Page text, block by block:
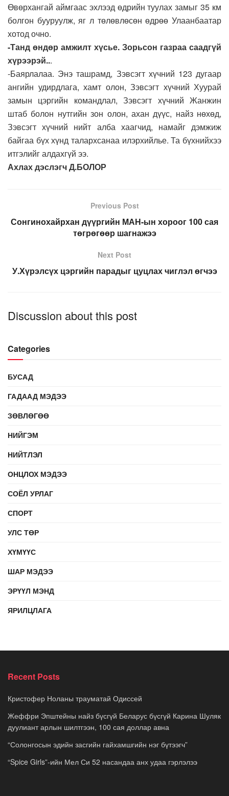
Өвөрхангай аймгаас эхлээд өдрийн туулах замыг 35 км
болгон бууруулж, яг л төлөвлөсөн өдрөө Улаанбаатар
хотод очно.
-Танд өндөр амжилт хүсье. Зорьсон газраа саадгүй
хүрээрэй...
-Баярлалаа. Энэ ташрамд, Зэвсэгт хүчний 123 дугаар
ангийн удирдлага, хамт олон, Зэвсэгт хүчний Хуурай
замын цэргийн командлал, Зэвсэгт хүчний Жанжин
штаб болон нутгийн зон олон, ахан дүүс, найз нөхөд,
Зэвсэгт хүчний нийт алба хаагчид, намайг дэмжиж
байгаа бүх хүнд талархсанаа илэрхийлье. Та бүхнийхээ
итгэлийг алдахгүй ээ.
Ахлах дэслэгч Д.БОЛОР
Previous Post
Сонгинохайрхан дүүргийн МАН-ын хороог 100 сая
төгрөгөөр шагнажээ
Next Post
У.Хүрэлсүх цэргийн парадыг цуцлах чиглэл өгчээ
Discussion about this post
Categories
БУСАД
ГАДААД МЭДЭЭ
ЗӨВЛӨГӨӨ
НИЙГЭМ
НИЙТЛЭЛ
ОНЦЛОХ МЭДЭЭ
СОЁЛ УРЛАГ
СПОРТ
УЛС ТӨР
ХҮМҮҮС
ШАР МЭДЭЭ
ЭРҮҮЛ МЭНД
ЯРИЛЦЛАГА
Recent Posts
Кристофер Ноланы трауматай Одиссей
Жеффри Эпштейны найз бүсгүй Беларус бүсгүй Карина Шуляк
дуулиант арлын шилтгээн, 100 сая доллар авна
“Солонгосын эдийн засгийн гайхамшгийн нэг бүтээгч”
“Spice Girls”-ийн Мел Си 52 насандаа анх удаа гэрлэлээ